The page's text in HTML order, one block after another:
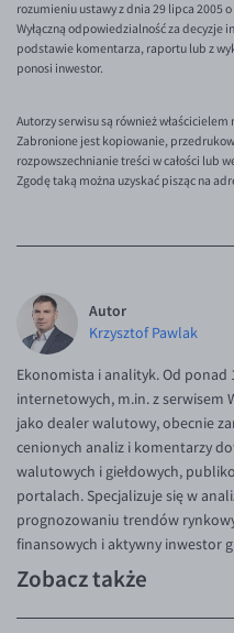
rozumieniu ustawy z dnia 29 lipca 2005
Wyłączną odpowiedzialność za decyzje
podstawie komentarza, raportu lub z
ponosi inwestor.
Autorzy serwisu są również
Zabronione jest kopiowanie,
rozpowszechnianie treści w całości lub
Zgodę taką można uzyskać pisząc na
Autor
Krzysztof Pawlak
Ekonomista i analityk. Od
internetowych, m.in. z serwisem
jako dealer walutowy, obecnie
cenionych analiz i komentarzy
walutowych i giełdowych,
portalach. Specjalizuje się w
prognozowaniu trendów
finansowych i aktywny inwestor
Zobacz także